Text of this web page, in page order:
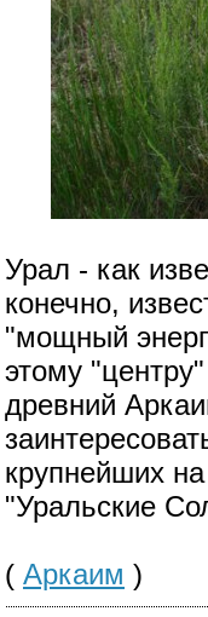
Урал - как
конечно,
"мощный
этому
древний
крупнейших
"Уральские
( Аркаим )